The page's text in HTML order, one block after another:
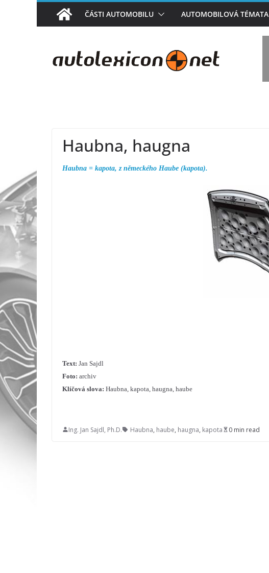
Přeskočit
na
ČÁSTI AUTOMOBILU AUTOMOBILOVÁ TÉMATA
Haubna, haugna
Haubna = kapota, z německého Haube (kapota).
Text: Jan Sajdl
Foto: archiv
Klíčová slova: Haubna, kapota, haugna, haube
Ing. Jan Sajdl, Ph.D. Haubna, haube, haugna, kapota 0 min read